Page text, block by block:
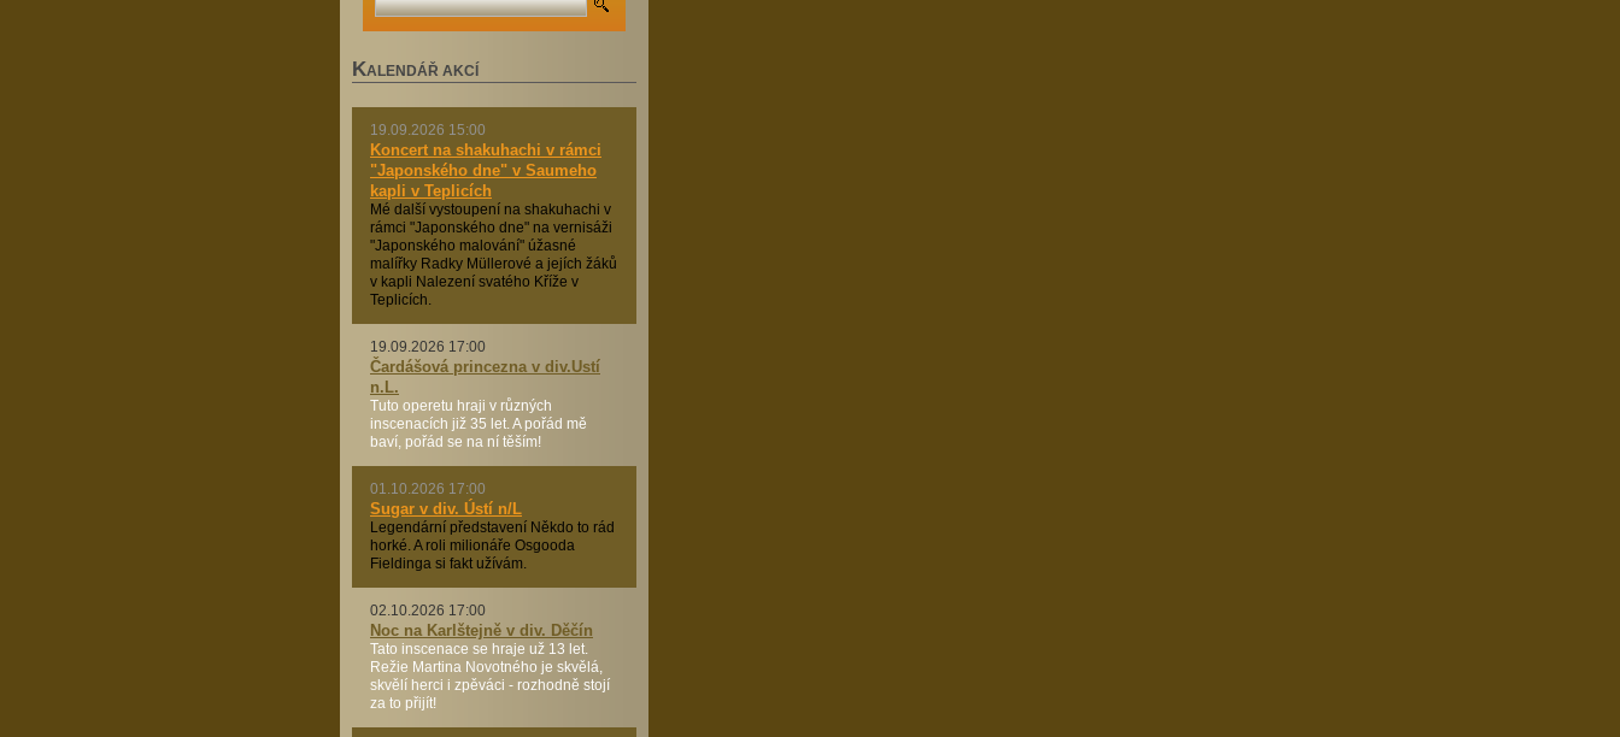
KALENDÁŘ AKCÍ
19.09.2026 15:00
Koncert na shakuhachi v rámci
"Japonského dne" v Saumeho
kapli v Teplicích
Mé další vystoupení na shakuhachi v
rámci "Japonského dne" na vernisáži
"Japonského malování" úžasné
malířky Radky Müllerové a jejích žáků
v kapli Nalezení svatého Kříže v
Teplicích.
19.09.2026 17:00
Čardášová princezna v div.Ustí
n.L.
Tuto operetu hraji v různých
inscenacích již 35 let. A pořád mě
baví, pořád se na ní těším!
01.10.2026 17:00
Sugar v div. Ústí n/L
Legendární představení Někdo to rád
horké. A roli milionáře Osgooda
Fieldinga si fakt užívám.
02.10.2026 17:00
Noc na Karlštejně v div. Děčín
Tato inscenace se hraje už 13 let.
Režie Martina Novotného je skvělá,
skvělí herci i zpěváci - rozhodně stojí
za to přijít!